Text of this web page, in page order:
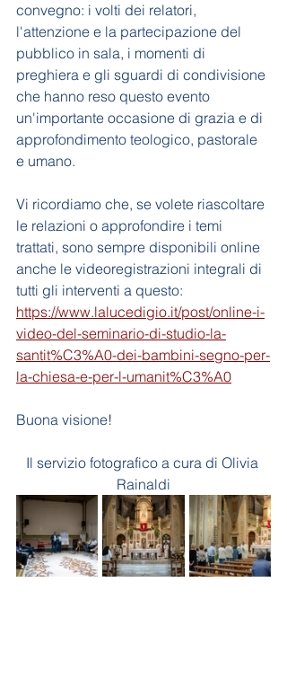
convegno: i volti dei relatori,
l'attenzione e la partecipazione del
pubblico in sala, i momenti di
preghiera e gli sguardi di condivisione
che hanno reso questo evento
un'importante occasione di grazia e di
approfondimento teologico, pastorale
e umano.
Vi ricordiamo che, se volete riascoltare
le relazioni o approfondire i temi
trattati, sono sempre disponibili online
anche le videoregistrazioni integrali di
tutti gli interventi a questo:
https://www.lalucedigio.it/post/online-i-
video-del-seminario-di-studio-la-
santit%C3%A0-dei-bambini-segno-per-
la-chiesa-e-per-l-umanit%C3%A0
Buona visione!
Il servizio fotografico a cura di Olivia
Rainaldi